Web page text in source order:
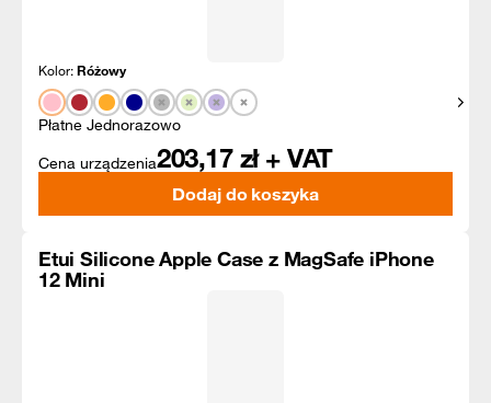
Kolor:Różowy
Płatne Jednorazowo
Cena urządzenia203,17 zł + VAT
Dodaj do koszyka
Etui Silicone Apple Case z MagSafe iPhone
12 Mini